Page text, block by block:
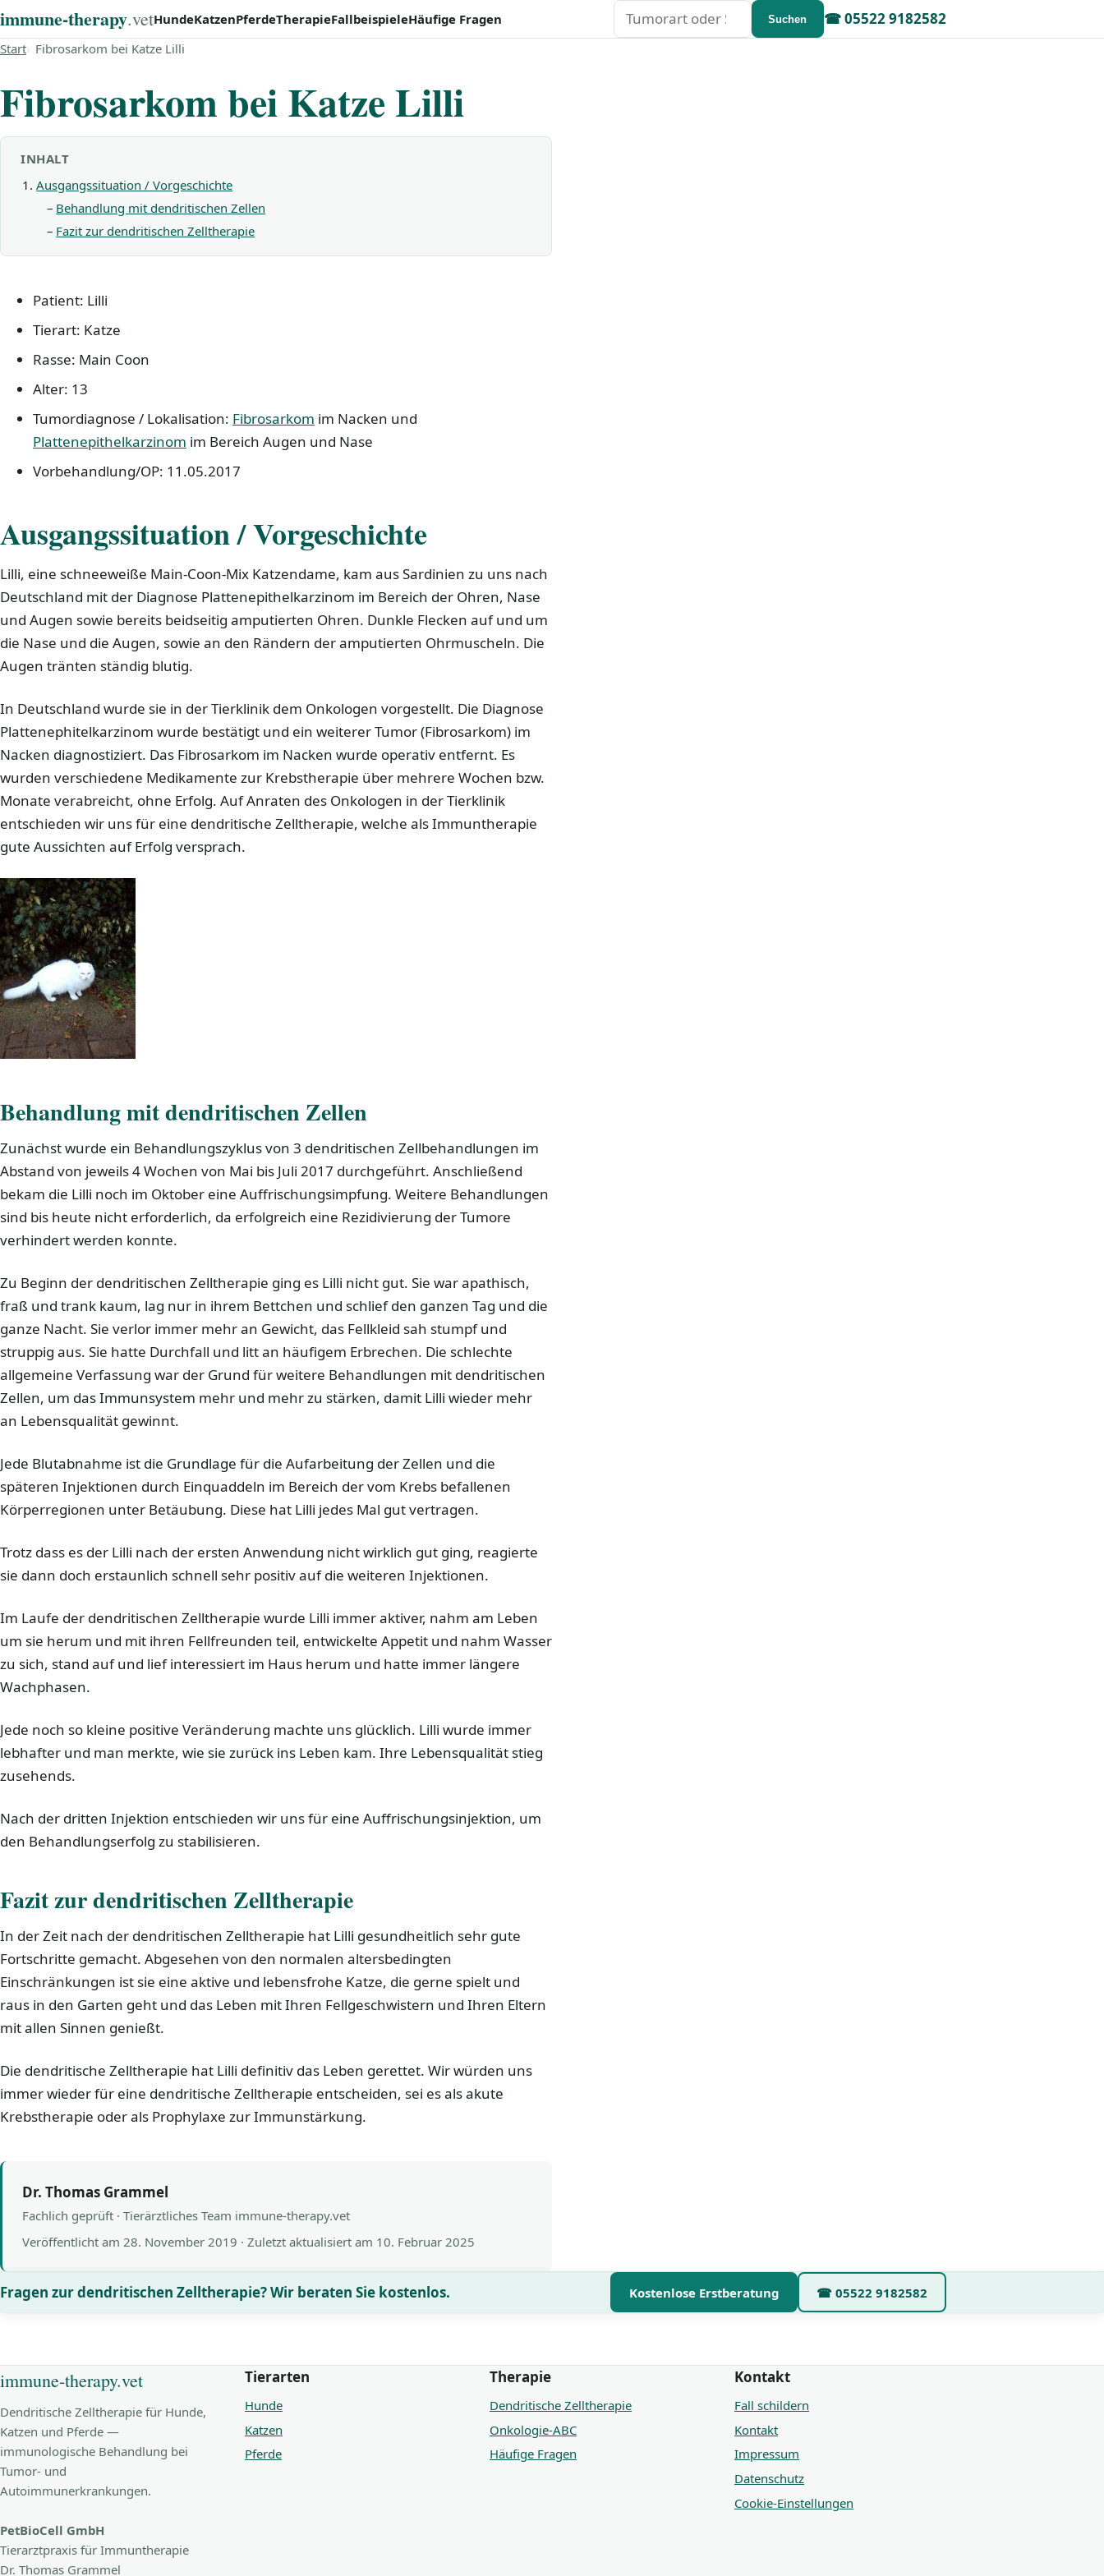
immune‑therapy.vet ☎05522 9182582
HundeKatzenPferdeTherapieFallbeispieleHäufige Fragen Suchen Suchen
Start Fibrosarkom bei Katze Lilli
Fibrosarkom bei Katze Lilli
INHALT
Ausgangssituation / Vorgeschichte
Behandlung mit dendritischen Zellen
Fazit zur dendritischen Zelltherapie
Patient: Lilli
Tierart: Katze
Rasse: Main Coon
Alter: 13
Tumordiagnose / Lokalisation: Fibrosarkom im Nacken und
Plattenepithelkarzinom im Bereich Augen und Nase
Vorbehandlung/OP: 11.05.2017
Ausgangssituation / Vorgeschichte
Lilli, eine schneeweiße Main-Coon-Mix Katzendame, kam aus Sardinien zu uns nach
Deutschland mit der Diagnose Plattenepithelkarzinom im Bereich der Ohren, Nase
und Augen sowie bereits beidseitig amputierten Ohren. Dunkle Flecken auf und um
die Nase und die Augen, sowie an den Rändern der amputierten Ohrmuscheln. Die
Augen tränten ständig blutig.
In Deutschland wurde sie in der Tierklinik dem Onkologen vorgestellt. Die Diagnose
Plattenephitelkarzinom wurde bestätigt und ein weiterer Tumor (Fibrosarkom) im
Nacken diagnostiziert. Das Fibrosarkom im Nacken wurde operativ entfernt. Es
wurden verschiedene Medikamente zur Krebstherapie über mehrere Wochen bzw.
Monate verabreicht, ohne Erfolg. Auf Anraten des Onkologen in der Tierklinik
entschieden wir uns für eine dendritische Zelltherapie, welche als Immuntherapie
gute Aussichten auf Erfolg versprach.
Behandlung mit dendritischen Zellen
Zunächst wurde ein Behandlungszyklus von 3 dendritischen Zellbehandlungen im
Abstand von jeweils 4 Wochen von Mai bis Juli 2017 durchgeführt. Anschließend
bekam die Lilli noch im Oktober eine Auffrischungsimpfung. Weitere Behandlungen
sind bis heute nicht erforderlich, da erfolgreich eine Rezidivierung der Tumore
verhindert werden konnte.
Zu Beginn der dendritischen Zelltherapie ging es Lilli nicht gut. Sie war apathisch,
fraß und trank kaum, lag nur in ihrem Bettchen und schlief den ganzen Tag und die
ganze Nacht. Sie verlor immer mehr an Gewicht, das Fellkleid sah stumpf und
struppig aus. Sie hatte Durchfall und litt an häufigem Erbrechen. Die schlechte
allgemeine Verfassung war der Grund für weitere Behandlungen mit dendritischen
Zellen, um das Immunsystem mehr und mehr zu stärken, damit Lilli wieder mehr
an Lebensqualität gewinnt.
Jede Blutabnahme ist die Grundlage für die Aufarbeitung der Zellen und die
späteren Injektionen durch Einquaddeln im Bereich der vom Krebs befallenen
Körperregionen unter Betäubung. Diese hat Lilli jedes Mal gut vertragen.
Trotz dass es der Lilli nach der ersten Anwendung nicht wirklich gut ging, reagierte
sie dann doch erstaunlich schnell sehr positiv auf die weiteren Injektionen.
Im Laufe der dendritischen Zelltherapie wurde Lilli immer aktiver, nahm am Leben
um sie herum und mit ihren Fellfreunden teil, entwickelte Appetit und nahm Wasser
zu sich, stand auf und lief interessiert im Haus herum und hatte immer längere
Wachphasen.
Jede noch so kleine positive Veränderung machte uns glücklich. Lilli wurde immer
lebhafter und man merkte, wie sie zurück ins Leben kam. Ihre Lebensqualität stieg
zusehends.
Nach der dritten Injektion entschieden wir uns für eine Auffrischungsinjektion, um
den Behandlungserfolg zu stabilisieren.
Fazit zur dendritischen Zelltherapie
In der Zeit nach der dendritischen Zelltherapie hat Lilli gesundheitlich sehr gute
Fortschritte gemacht. Abgesehen von den normalen altersbedingten
Einschränkungen ist sie eine aktive und lebensfrohe Katze, die gerne spielt und
raus in den Garten geht und das Leben mit Ihren Fellgeschwistern und Ihren Eltern
mit allen Sinnen genießt.
Die dendritische Zelltherapie hat Lilli definitiv das Leben gerettet. Wir würden uns
immer wieder für eine dendritische Zelltherapie entscheiden, sei es als akute
Krebstherapie oder als Prophylaxe zur Immunstärkung.
Dr. Thomas Grammel
Fachlich geprüft · Tierärztliches Team immune-therapy.vet
Veröffentlicht am 28. November 2019 · Zuletzt aktualisiert am 10. Februar 2025
Fragen zur dendritischen Zelltherapie? Wir beraten Sie kostenlos. Kostenlose Erstberatung ☎ 05522 9182582
immune-therapy.vet
Dendritische Zelltherapie für Hunde,
Katzen und Pferde —
immunologische Behandlung bei
Tumor- und
Autoimmunerkrankungen.
PetBioCell GmbH
Tierarztpraxis für Immuntherapie
Dr. Thomas Grammel
Tierarten
Hunde
Katzen
Pferde
Therapie
Dendritische Zelltherapie
Onkologie-ABC
Häufige Fragen
Kontakt
Fall schildern
Kontakt
Impressum
Datenschutz
Cookie-Einstellungen